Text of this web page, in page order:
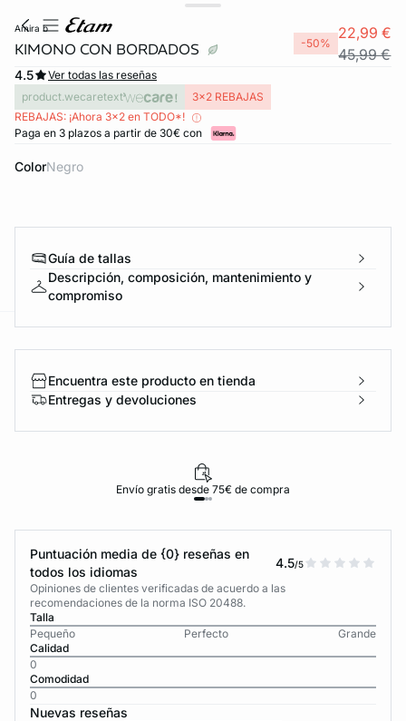
amira b
KIMONO CON BORDADOS -50%
22,99 €
45,99 €
4.5
Ver todas las reseñas
product.wecaretext
3x2 REBAJAS
REBAJAS: ¡Ahora 3x2 en TODO*!
Paga en 3 plazos a partir de 30€ con
Color negro
Guía de tallas
Descripción, composición, mantenimiento y
compromiso
Encuentra este producto en tienda
Entregas y devoluciones
Envío gratis desde 75€ de compra
Puntuación media de {0} reseñas en
todos los idiomas
4.5/5
Opiniones de clientes verificadas de acuerdo a las
recomendaciones de la norma ISO 20488.
Talla
Pequeño
Perfecto
Grande
Calidad
0
Comodidad
0
Nuevas reseñas